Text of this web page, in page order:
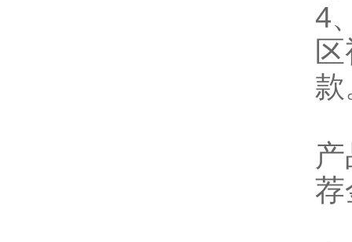
4
款
荐